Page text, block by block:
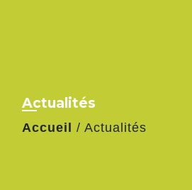
Actualités
Accueil / Actualités